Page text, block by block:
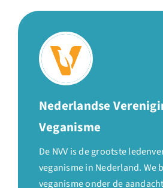
Nederlandse
Veganisme
De NVV is de grootste
veganisme in Nederland. We
veganisme onder de